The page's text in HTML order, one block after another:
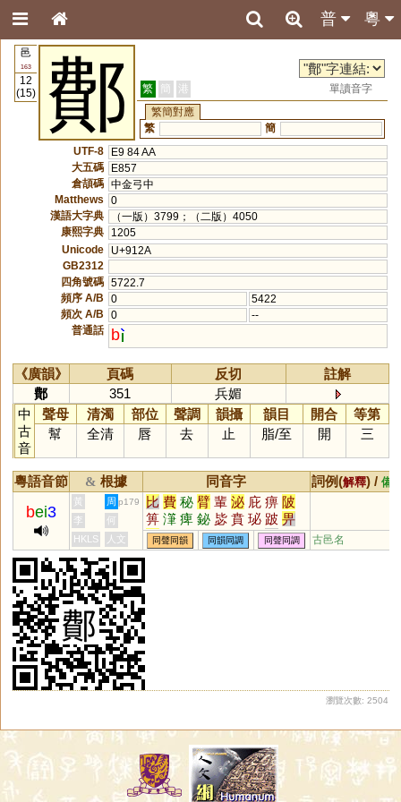
粵
普
邑
163
12
(15)
鄪 繁 簡 港
單讀音字
繁簡對應
繁
簡
UTF-8
E9 84 AA
大五碼
E857
倉頡碼 中金弓中
Matthews
0
漢語大字典
（一版）3799；（二版）4050
康熙字典
1205
Unicode
U+912A
GB2312
四角號碼 5722.7
頻序 A/B
0
5422
頻次 A/B
0
--
普通話
b
《廣韻》 頁碼 反切
註解
鄪
351
兵媚
中
古
音
聲母 清濁 部位 聲調 韻攝 韻目 開合
等第
幫
全清 唇 去 止 脂/至 開 三
粵語音節 & 根據 同音字 詞例(解釋) / 備
bei3
黃 周 p179 比 費 秘 臂 輩 泌 庇 痹 陂
箅 潷 痺 鉍 毖 賁 珌 跛 畀
轡 詖 琲 疪 粊 飶 閟 柲 邲
芘 祕
李
何
HKLS
人文 同聲同韻 同韻同調 同聲同調 古邑名
瀏覽次數: 2504